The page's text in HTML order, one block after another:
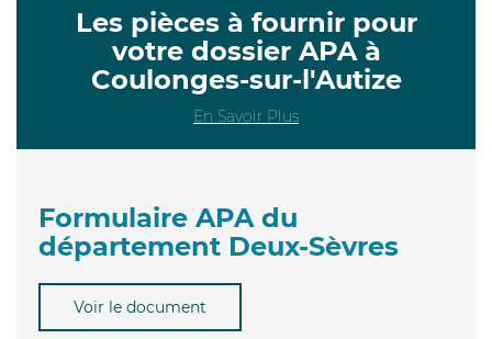
Les pièces à fournir pour
votre dossier APA à
Coulonges-sur-l'Autize
En Savoir Plus
Formulaire APA du
département Deux-Sèvres
Voir le document